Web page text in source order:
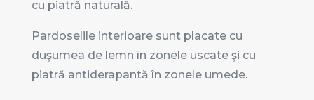
cu piatră naturală.
Pardoselile interioare sunt placate cu
duşumea de lemn în zonele uscate şi cu
piatră antiderapantă în zonele umede.